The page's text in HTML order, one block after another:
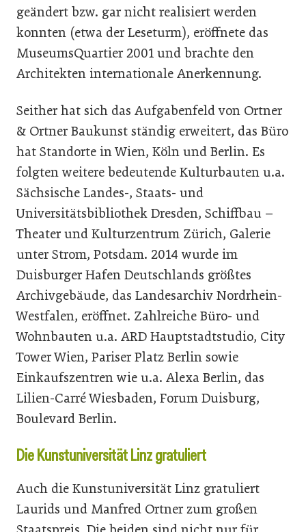
geändert bzw. gar nicht realisiert werden
konnten (etwa der Leseturm), eröffnete das
MuseumsQuartier 2001 und brachte den
Architekten internationale Anerkennung.
Seither hat sich das Aufgabenfeld von Ortner
& Ortner Baukunst ständig erweitert, das Büro
hat Standorte in Wien, Köln und Berlin. Es
folgten weitere bedeutende Kulturbauten u.a.
Sächsische Landes-, Staats- und
Universitätsbibliothek Dresden, Schiffbau –
Theater und Kulturzentrum Zürich, Galerie
unter Strom, Potsdam. 2014 wurde im
Duisburger Hafen Deutschlands größtes
Archivgebäude, das Landesarchiv Nordrhein-
Westfalen, eröffnet. Zahlreiche Büro- und
Wohnbauten u.a. ARD Hauptstadtstudio, City
Tower Wien, Pariser Platz Berlin sowie
Einkaufszentren wie u.a. Alexa Berlin, das
Lilien-Carré Wiesbaden, Forum Duisburg,
Boulevard Berlin.
Die Kunstuniversität Linz gratuliert
Auch die Kunstuniversität Linz gratuliert
Laurids und Manfred Ortner zum großen